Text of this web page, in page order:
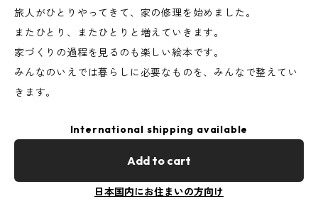
旅人がひとりやってきて、家の修理を始めました。
またひとり、またひとりと増えていきます。
家づくりの過程を見るのも楽しい絵本です。
みんなのいえでは暮らしに必要なものを、みんなで整えてい
きます。
International shipping available
Add to cart
日本国内にお住まいの方向け